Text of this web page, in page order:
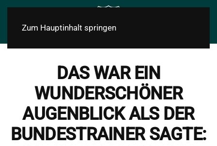
Zum Hauptinhalt springen
DAS WAR EIN
WUNDERSCHÖNER
AUGENBLICK ALS DER
BUNDESTRAINER SAGTE: